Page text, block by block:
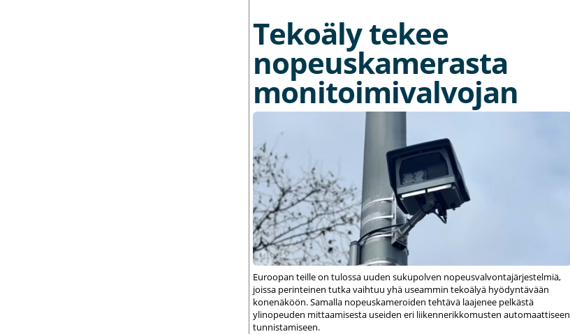
Tekoäly tekee
nopeuskamerasta
monitoimivalvojan
Euroopan teille on tulossa uuden sukupolven nopeusvalvontajärjestelmiä,
joissa perinteinen tutka vaihtuu yhä useammin tekoälyä hyödyntävään
konenäköön. Samalla nopeuskameroiden tehtävä laajenee pelkästä
ylinopeuden mittaamisesta useiden eri liikennerikkomusten automaattiseen
tunnistamiseen.